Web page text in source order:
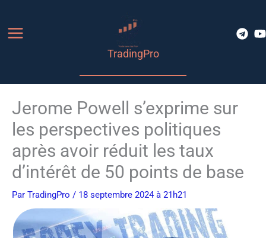
contenu
TradingPro
Jerome Powell s’exprime sur
les perspectives politiques
après avoir réduit les taux
d’intérêt de 50 points de base
Par TradingPro / 18 septembre 2024 à 21h21